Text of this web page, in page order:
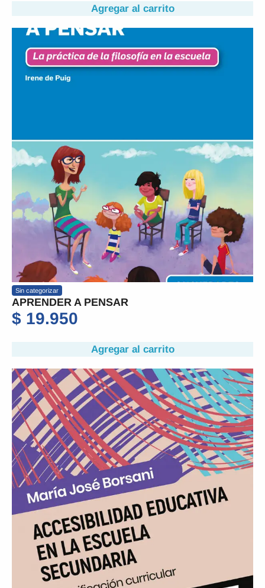
Agregar al carrito
Sin categorizar
APRENDER A PENSAR
$ 19.950
Agregar al carrito